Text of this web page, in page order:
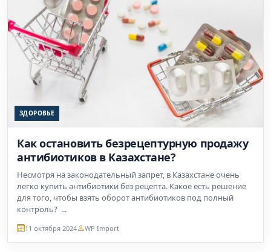
ЗДОРОВЬЕ
Как остановить безрецептурную продажу
антибиотиков в Казахстане?
Несмотря на законодательный запрет, в Казахстане очень
легко купить антибиотики без рецепта. Какое есть решение
для того, чтобы взять оборот антибиотиков под полный
контроль? ...
11 октября 2024 WP Import